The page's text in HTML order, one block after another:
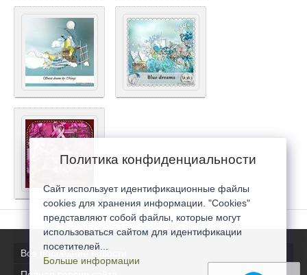
Все последние новости
Политика конфиденциальности
Сайт использует идентификационные файлы
cookies для хранения информации. "Cookies"
представляют собой файлы, которые могут
использоваться сайтом для идентификации
посетителей...
Больше информации